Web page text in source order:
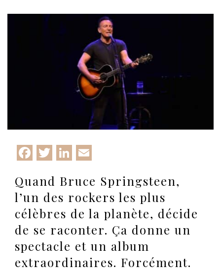
Facebook
Twitter
LinkedIn
Quand Bruce Springsteen,
l’un des rockers les plus
célèbres de la planète, décide
de se raconter. Ça donne un
spectacle et un album
extraordinaires. Forcément.